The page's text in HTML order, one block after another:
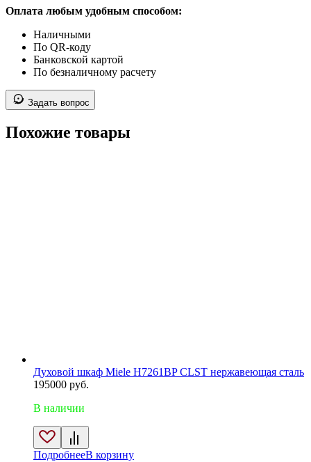
Оплата любым удобным способом:
Наличными
По QR-коду
Банковской картой
По безналичному расчету
Задать вопрос
Похожие товары
Духовой шкаф Miele H7261BP CLST нержавеющая сталь
195000 руб.
В наличии
ПодробнееВ корзину